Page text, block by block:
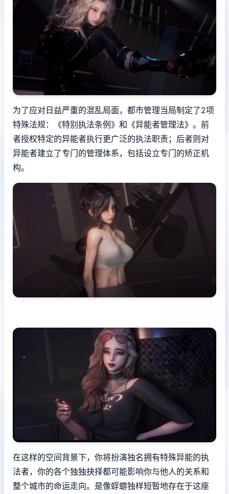
为了应对日益严重的混乱局面，都市管理当局制定了2项
特殊法规：《特别执法条例》和《异能者管理法》。前
者授权特定的异能者执行更广泛的执法职责；后者则对
异能者建立了专门的管理体系，包括设立专门的矫正机
构。
在这样的空间背景下，你将扮演独名拥有特殊异能的执
法者，你的各个独独抉择都可能影响你与他人的关系和
整个城市的命运走向。是像蜉蝣独样短暂地存在于这座